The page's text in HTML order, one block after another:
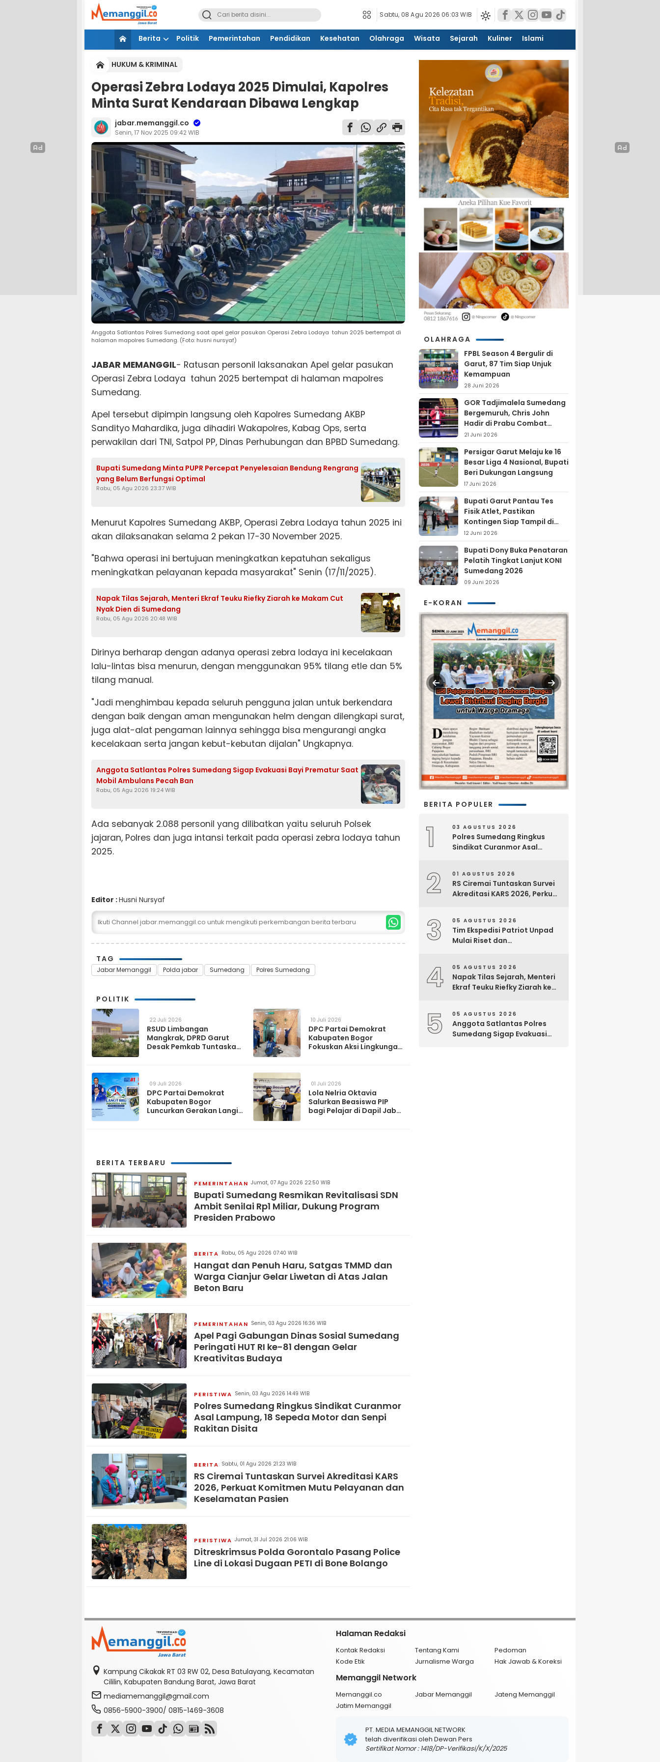
Sabtu, 08 Agu 2026 06:03 WIB
Berita Politik Pemerintahan Pendidikan Kesehatan Olahraga Wisata Sejarah Kuliner Islami
HUKUM & KRIMINAL
Operasi Zebra Lodaya 2025 Dimulai, Kapolres
Minta Surat Kendaraan Dibawa Lengkap
jabar.memanggil.co
Senin, 17 Nov 2025 09:42 WIB
Anggota Satlantas Polres Sumedang saat apel gelar pasukan Operasi Zebra Lodaya tahun 2025 bertempat di
halaman mapolres Sumedang. (Foto: husni nursyaf)
JABAR MEMANGGIL- Ratusan personil laksanakan Apel gelar pasukan
Operasi Zebra Lodaya tahun 2025 bertempat di halaman mapolres
Sumedang.
Apel tersebut dipimpin langsung oleh Kapolres Sumedang AKBP
Sandityo Mahardika, juga dihadiri Wakapolres, Kabag Ops, serta
perwakilan dari TNI, Satpol PP, Dinas Perhubungan dan BPBD Sumedang.
Bupati Sumedang Minta PUPR Percepat Penyelesaian Bendung Rengrang
yang Belum Berfungsi Optimal
Rabu, 05 Agu 2026 23:37 WIB
Menurut Kapolres Sumedang AKBP, Operasi Zebra Lodaya tahun 2025 ini
akan dilaksanakan selama 2 pekan 17-30 November 2025.
"Bahwa operasi ini bertujuan meningkatkan kepatuhan sekaligus
meningkatkan pelayanan kepada masyarakat" Senin (17/11/2025).
Napak Tilas Sejarah, Menteri Ekraf Teuku Riefky Ziarah ke Makam Cut
Nyak Dien di Sumedang
Rabu, 05 Agu 2026 20:48 WIB
Dirinya berharap dengan adanya operasi zebra lodaya ini kecelakaan
lalu-lintas bisa menurun, dengan menggunakan 95% tilang etle dan 5%
tilang manual.
"Jadi menghimbau kepada seluruh pengguna jalan untuk berkendara
dengan baik dengan aman mengunakan helm dengan dilengkapi surat,
juga alat-alat pengaman lainnya sehingga bisa mengurangi angka
kecelakaan serta jangan kebut-kebutan dijalan" Ungkapnya.
Anggota Satlantas Polres Sumedang Sigap Evakuasi Bayi Prematur Saat
Mobil Ambulans Pecah Ban
Rabu, 05 Agu 2026 19:24 WIB
Ada sebanyak 2.088 personil yang dilibatkan yaitu seluruh Polsek
jajaran, Polres dan juga intansi terkait pada operasi zebra lodaya tahun
2025.
Editor :Husni Nursyaf
Ikuti Channel jabar.memanggil.co untuk mengikuti perkembangan berita terbaru
TAG
Jabar Memanggil Polda jabar Sumedang Polres Sumedang
POLITIK
22 Juli 2026
RSUD Limbangan
Mangkrak, DPRD Garut
Desak Pemkab Tuntaskan
10 Juli 2026
DPC Partai Demokrat
Kabupaten Bogor
Fokuskan Aksi Lingkungan
09 Juli 2026
DPC Partai Demokrat
Kabupaten Bogor
Luncurkan Gerakan Langit
01 Juli 2026
Lola Nelria Oktavia
Salurkan Beasiswa PIP
bagi Pelajar di Dapil Jabar
BERITA TERBARU
PEMERINTAHAN Jumat, 07 Agu 2026 22:50 WIB
Bupati Sumedang Resmikan Revitalisasi SDN
Ambit Senilai Rp1 Miliar, Dukung Program
Presiden Prabowo
BERITA Rabu, 05 Agu 2026 07:40 WIB
Hangat dan Penuh Haru, Satgas TMMD dan
Warga Cianjur Gelar Liwetan di Atas Jalan
Beton Baru
PEMERINTAHAN Senin, 03 Agu 2026 16:36 WIB
Apel Pagi Gabungan Dinas Sosial Sumedang
Peringati HUT RI ke-81 dengan Gelar
Kreativitas Budaya
PERISTIWA Senin, 03 Agu 2026 14:49 WIB
Polres Sumedang Ringkus Sindikat Curanmor
Asal Lampung, 18 Sepeda Motor dan Senpi
Rakitan Disita
BERITA Sabtu, 01 Agu 2026 21:23 WIB
RS Ciremai Tuntaskan Survei Akreditasi KARS
2026, Perkuat Komitmen Mutu Pelayanan dan
Keselamatan Pasien
PERISTIWA Jumat, 31 Jul 2026 21:06 WIB
Ditreskrimsus Polda Gorontalo Pasang Police
Line di Lokasi Dugaan PETI di Bone Bolango
OLAHRAGA
FPBL Season 4 Bergulir di
Garut, 87 Tim Siap Unjuk
Kemampuan
28 Juni 2026
GOR Tadjimalela Sumedang
Bergemuruh, Chris John
Hadir di Prabu Combat
Series 2026
21 Juni 2026
Persigar Garut Melaju ke 16
Besar Liga 4 Nasional, Bupati
Beri Dukungan Langsung
17 Juni 2026
Bupati Garut Pantau Tes
Fisik Atlet, Pastikan
Kontingen Siap Tampil di
Porprov 2026
12 Juni 2026
Bupati Dony Buka Penataran
Pelatih Tingkat Lanjut KONI
Sumedang 2026
09 Juni 2026
E-KORAN
BERITA POPULER
1 03 AGUSTUS 2026
Polres Sumedang Ringkus
Sindikat Curanmor Asal
2 01 AGUSTUS 2026
RS Ciremai Tuntaskan Survei
Akreditasi KARS 2026, Perkuat
3 05 AGUSTUS 2026
Tim Ekspedisi Patriot Unpad
Mulai Riset dan
Tomage, Fakfak
4 05 AGUSTUS 2026
Napak Tilas Sejarah, Menteri
Ekraf Teuku Riefky Ziarah ke
5 05 AGUSTUS 2026
Anggota Satlantas Polres
Sumedang Sigap Evakuasi
Kampung Cikakak RT 03 RW 02, Desa Batulayang, Kecamatan
Cililin, Kabupaten Bandung Barat, Jawa Barat
mediamemanggil@gmail.com
0856-5900-3900/ 0815-1469-3608
Halaman Redaksi
Kontak Redaksi Tentang Kami
Pedoman
Kode Etik
Jurnalisme Warga Hak Jawab & Koreksi
Memanggil Network
Memanggil.co Jabar Memanggil
Jateng Memanggil
Jatim Memanggil
PT. MEDIA MEMANGGIL NETWORK
telah diverifikasi oleh Dewan Pers
Sertifikat Nomor : 1418/DP-Verifikasi/K/X/2025